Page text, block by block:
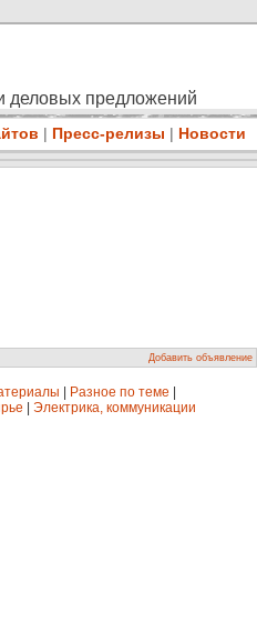
деловых предложений
| Пресс-релизы | Новости
Добавить объявление
Разное по теме
Электрика, коммуникации